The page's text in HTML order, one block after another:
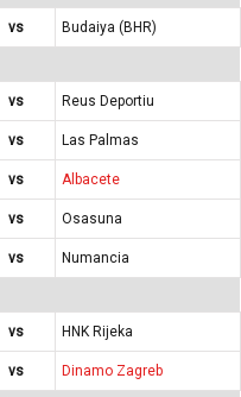
vs Budaiya (BHR)
vs
Reus Deportiu
vs
Las Palmas
vs
Albacete
vs
Osasuna
vs Numancia
vs
HNK Rijeka
vs Dinamo Zagreb